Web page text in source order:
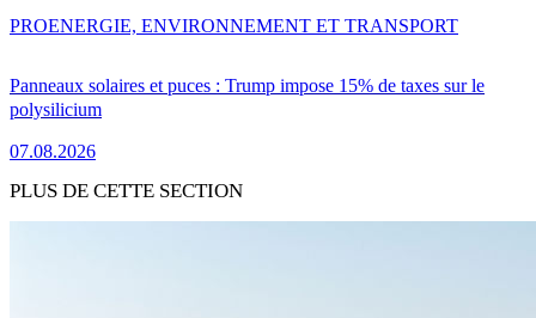
Panneaux solaires et puces : Trump impose 15% de taxes sur le
polysilicium
07.08.2026
PROENERGIE, ENVIRONNEMENT ET TRANSPORT
PLUS DE CETTE SECTION